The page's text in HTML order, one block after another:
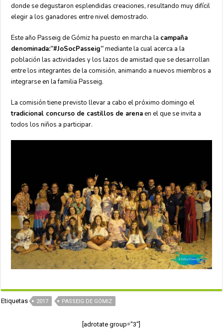
donde se degustaron esplendidas creaciones, resultando muy difícil
elegir a los ganadores entre nivel demostrado.
Este año Passeig de Gómiz ha puesto en marcha la campaña
denominada:”#JoSocPasseig”mediante la cual acerca a la
población las actividades y los lazos de amistad que se desarrollan
entre los integrantes de la comisión, animando a nuevos miembros a
integrarse en la familia Passeig.
La comisión tiene previsto llevar a cabo el próximo domingo el
tradicional concurso de castillos de arenaen el que se invita a
todos los niños a participar.
Etiquetas 2017 PASSEIG DE GÓMIZ
[adrotate group="3"]